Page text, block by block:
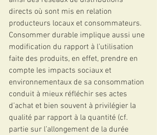
directs où sont mis en relation
producteurs locaux et consommateurs.
Consommer durable implique aussi une
modification du rapport à l’utilisation
faite des produits, en effet, prendre en
compte les impacts sociaux et
environnementaux de sa consommation
conduit à mieux réfléchir ses actes
d’achat et bien souvent à privilégier la
qualité par rapport à la quantité (cf.
partie sur l’allongement de la durée